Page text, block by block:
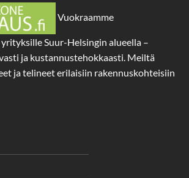
Vuokraamme
Suur-Helsingin alueella –
ja kustannustehokkaasti. Meiltä
ja telineet erilaisiin rakennuskohteisiin